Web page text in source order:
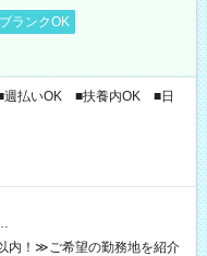
ブランクOK
週払いOK ■扶養内OK ■日
内！≫ご希望の勤務地を紹介